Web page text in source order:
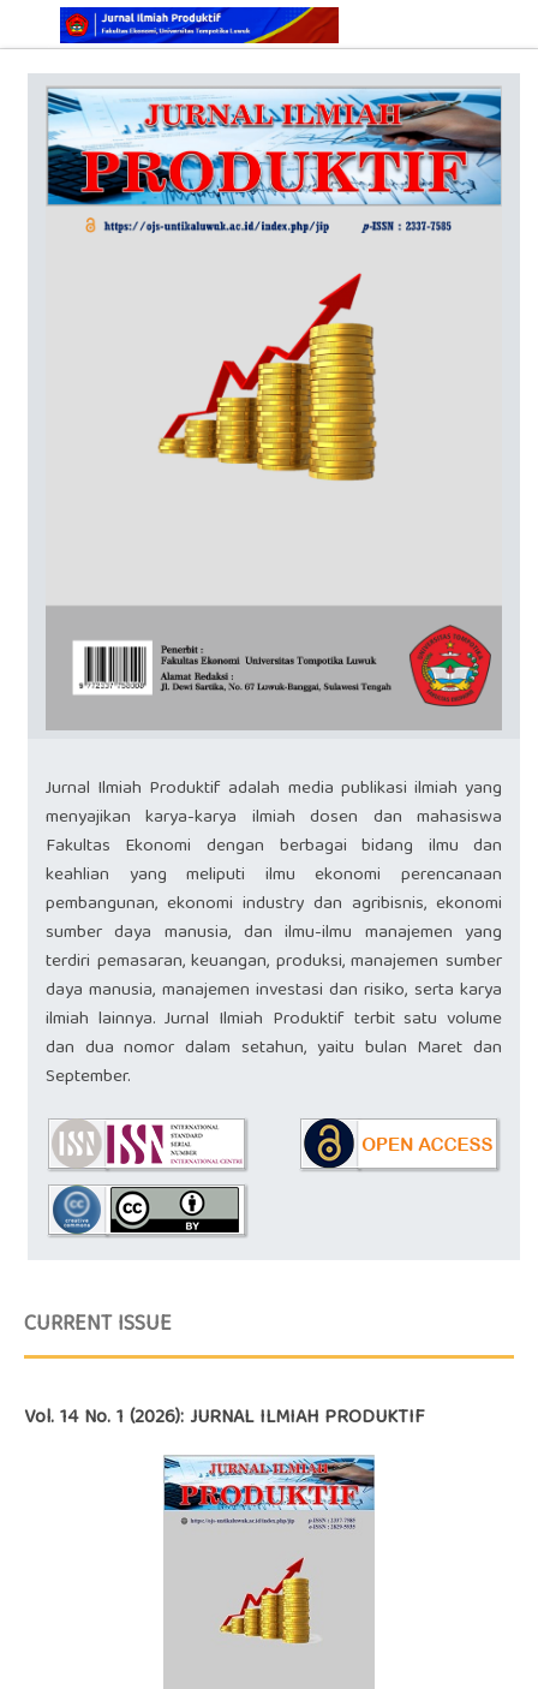
Online ISSN: 2829-5935
Print ISSN: 2337-7585
Jurnal Ilmiah Produktif adalah media publikasi ilmiah yang
menyajikan karya-karya ilmiah dosen dan mahasiswa
Fakultas Ekonomi dengan berbagai bidang ilmu dan
keahlian yang meliputi ilmu ekonomi perencanaan
pembangunan, ekonomi industry dan agribisnis, ekonomi
sumber daya manusia, dan ilmu-ilmu manajemen yang
terdiri pemasaran, keuangan, produksi, manajemen sumber
daya manusia, manajemen investasi dan risiko, serta karya
ilmiah lainnya. Jurnal Ilmiah Produktif terbit satu volume
dan dua nomor dalam setahun, yaitu bulan Maret dan
September.
CURRENT ISSUE
Vol. 14 No. 1 (2026): JURNAL ILMIAH PRODUKTIF